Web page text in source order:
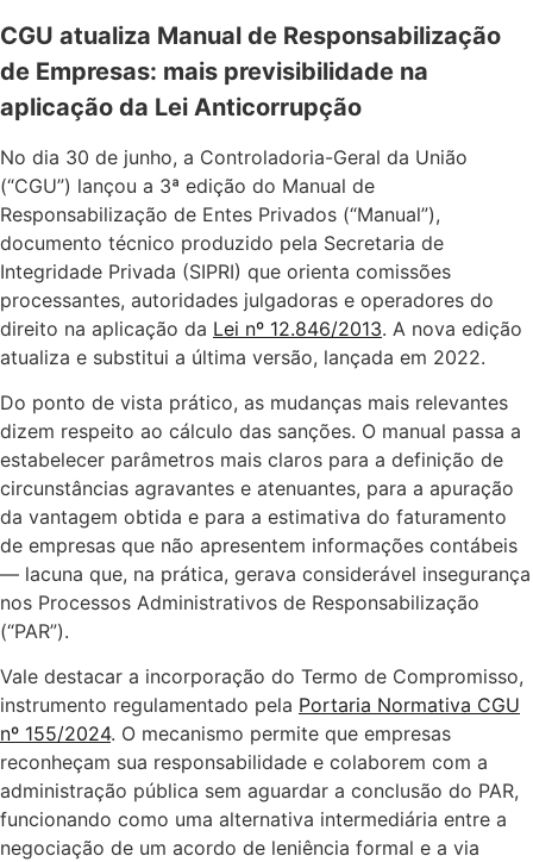
CGU atualiza Manual de Responsabilização
de Empresas: mais previsibilidade na
aplicação da Lei Anticorrupção
No dia 30 de junho, a Controladoria-Geral da União
(“CGU”) lançou a 3ª edição do Manual de
Responsabilização de Entes Privados (“Manual”),
documento técnico produzido pela Secretaria de
Integridade Privada (SIPRI) que orienta comissões
processantes, autoridades julgadoras e operadores do
direito na aplicação da Lei nº 12.846/2013. A nova edição
atualiza e substitui a última versão, lançada em 2022.
Do ponto de vista prático, as mudanças mais relevantes
dizem respeito ao cálculo das sanções. O manual passa a
estabelecer parâmetros mais claros para a definição de
circunstâncias agravantes e atenuantes, para a apuração
da vantagem obtida e para a estimativa do faturamento
de empresas que não apresentem informações contábeis
— lacuna que, na prática, gerava considerável insegurança
nos Processos Administrativos de Responsabilização
(“PAR”).
Vale destacar a incorporação do Termo de Compromisso,
instrumento regulamentado pela Portaria Normativa CGU
nº 155/2024. O mecanismo permite que empresas
reconheçam sua responsabilidade e colaborem com a
administração pública sem aguardar a conclusão do PAR,
funcionando como uma alternativa intermediária entre a
negociação de um acordo de leniência formal e a via